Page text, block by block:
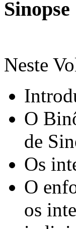
Sinopse
Neste
O
de
Os
O
os